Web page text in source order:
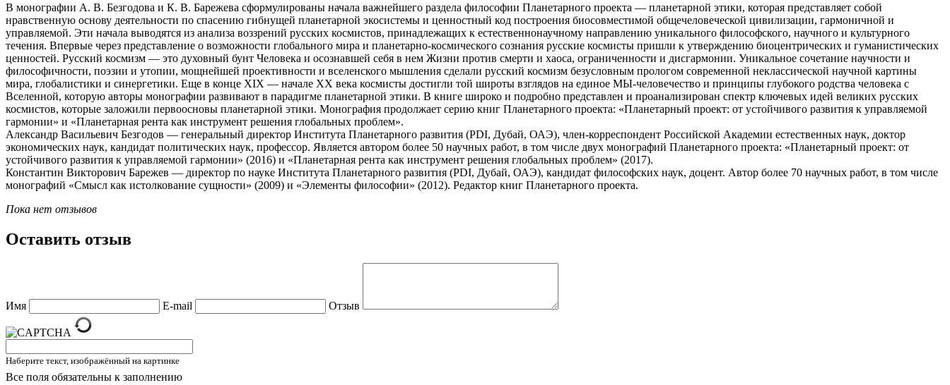
В монографии А. В. Безгодова и К. В. Барежева сформулированы начала важнейшего раздела философии Планетарного проекта — планетарной этики, которая представляет собой
нравственную основу деятельности по спасению гибнущей планетарной экосистемы и ценностный код построения биосовместимой общечеловеческой цивилизации, гармоничной и
управляемой. Эти начала выводятся из анализа воззрений русских космистов, принадлежащих к естественнонаучному направлению уникального философского, научного и культурного
течения. Впервые через представление о возможности глобального мира и планетарно-космического сознания русские космисты пришли к утверждению биоцентрических и гуманистических
ценностей. Русский космизм — это духовный бунт Человека и осознавшей себя в нем Жизни против смерти и хаоса, ограниченности и дисгармонии. Уникальное сочетание научности и
философичности, поэзии и утопии, мощнейшей проективности и вселенского мышления сделали русский космизм безусловным прологом современной неклассической научной картины
мира, глобалистики и синергетики. Еще в конце XIX — начале XX века космисты достигли той широты взглядов на единое МЫ-человечество и принципы глубокого родства человека с
Вселенной, которую авторы монографии развивают в парадигме планетарной этики. В книге широко и подробно представлен и проанализирован спектр ключевых идей великих русских
космистов, которые заложили первоосновы планетарной этики. Монография продолжает серию книг Планетарного проекта: «Планетарный проект: от устойчивого развития к управляемой
гармонии» и «Планетарная рента как инструмент решения глобальных проблем».
Александр Васильевич Безгодов — генеральный директор Института Планетарного развития (PDI, Дубай, ОАЭ), член-корреспондент Российской Академии естественных наук, доктор
экономических наук, кандидат политических наук, профессор. Является автором более 50 научных работ, в том числе двух монографий Планетарного проекта: «Планетарный проект: от
устойчивого развития к управляемой гармонии» (2016) и «Планетарная рента как инструмент решения глобальных проблем» (2017).
Константин Викторович Барежев — директор по науке Института Планетарного развития (PDI, Дубай, ОАЭ), кандидат философских наук, доцент. Автор более 70 научных работ, в том числе
монографий «Смысл как истолкование сущности» (2009) и «Элементы философии» (2012). Редактор книг Планетарного проекта.
Пока нет отзывов
Оставить отзыв
Имя E-mail Отзыв
Наберите текст, изображённый на картинке
Все поля обязательны к заполнению